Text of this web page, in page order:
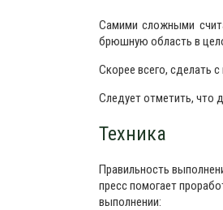
Самими сложными
брюшную область в
Скорее всего, сделать с
Следует отметить, что
Техника
Правильность
пресс помогает
выполнении: